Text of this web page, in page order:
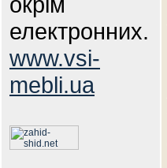
електронних.
www.vsi-
mebli.ua